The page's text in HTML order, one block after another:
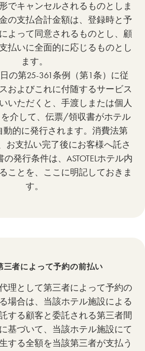
でキャンセルされるものとしま
の支払合計金額は、登録時と予
よって同意されるものとし、顧
払いに全面的に応じるものとし
ます。
の第25-361条例（第1条）に従
およびこれに付随するサービス
いただくと、手渡しまたは個人
介して、伝票/領収書がホテル
動的に発行されます。消費法第
お支払い完了後にお客様へ託さ
発行条件は、ASTOTELホテル内
ことを、ここに明記しておきま
す。
三者によって予約の前払い
理として第三者によって予約の
場合は、当該ホテル施設による
する顧客と委託される第三者間
基づいて、当該ホテル施設にて
する全額を当該第三者が支払う